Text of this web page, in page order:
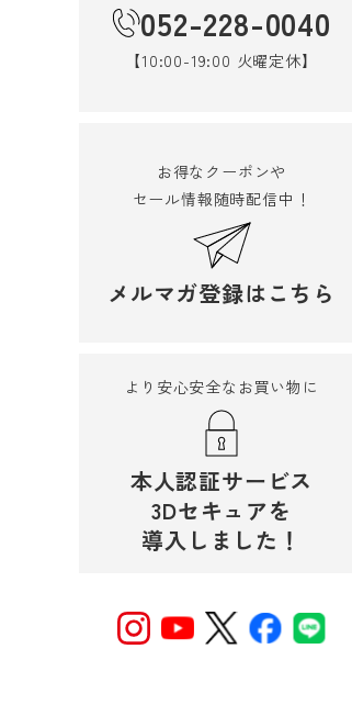
052-228-0040
【10:00-19:00 火曜定休】
お得なクーポンや
セール情報随時配信中！
メルマガ登録はこちら
より安心安全なお買い物に
本人認証サービス
3Dセキュアを
導入しました！